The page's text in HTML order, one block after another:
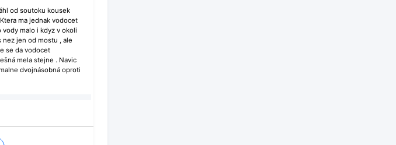
od soutoku kousek
ma jednak vodocet
vody malo i kdyz v okoli
nez jen od mostu , ale
se da vodocet
mela stejne . Navic
dvojnásobná oproti